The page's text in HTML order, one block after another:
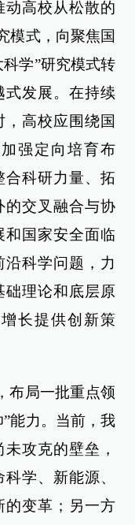
动高校从松散的
模式，向聚焦国
学”研究模式转
式发展。在持续
高校应围绕国
强定向培育布
合科研力量、拓
的交叉融合与协
和国家安全面临
沿科学问题，力
础理论和底层原
长提供创新策
布局一批重点领
能力。当前，我
攻克的壁垒，
学、新能源、
的变革；另一方